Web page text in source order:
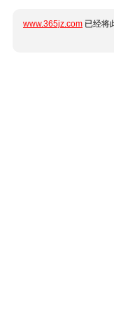
www.365jz.com 已经将